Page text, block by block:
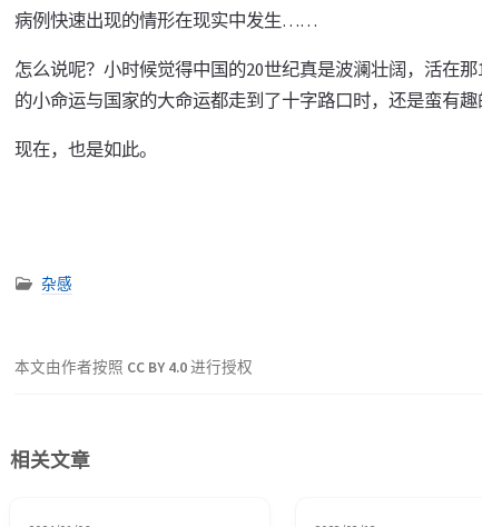
病例快速出现的情形在现实中发生……
怎么说呢？小时候觉得中国的20世纪真是波澜壮阔，活在
的小命运与国家的大命运都走到了十字路口时，还是蛮有趣
现在，也是如此。
杂感
本文由作者按照 CC BY 4.0进行授权
相关文章